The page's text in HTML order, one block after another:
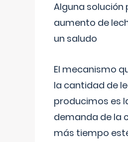
Alguna solución
aumento de
un saludo
El mecanismo
la cantidad de
producimos es
demanda de la
más tiempo